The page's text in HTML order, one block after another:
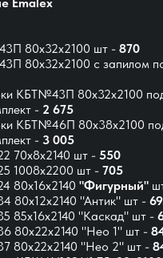
80х32х2100 шт - 870
80х32х2100 с запилом
КБТ№43П 80x32x2100
- 2 675
КБТ№46П 80x38x2100
- 3 005
70х8х2140 шт - 550
1008х2200 шт - 705
80х16х2140 "Фигурный"
80х12х2140 "Антик" шт -
85х16х2140 "Каскад" шт -
80х22х2140 "Нео 1" шт -
80х22х2140 "Нео 2" шт -